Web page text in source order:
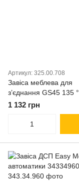
Артикул: 325.00.708
Завіса меблева для
з’єднання GS45 135 °
32500708
1 132 грн